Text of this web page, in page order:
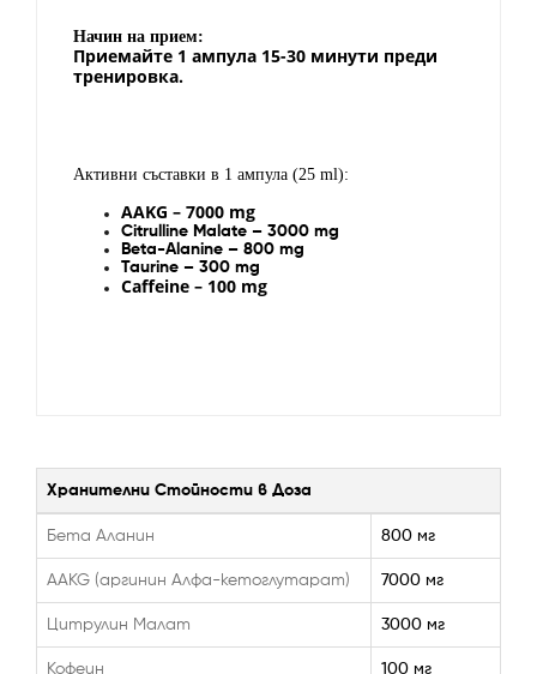
Начин на прием:
Приемайте 1 ампула 15-30 минути преди
тренировка.
Активни съставки в 1 ампула (25 ml):
AAKG – 7000 mg
Citrulline Malate – 3000 mg
Beta-Alanine – 800 mg
Taurine – 300 mg
Caffeine – 100 mg
Хранителни Стойности в Доза
Бета Аланин 800 мг
AAKG (аргинин Алфа-кетоглутарат) 7000 мг
Цитрулин Малат 3000 мг
Кофеин 100 мг